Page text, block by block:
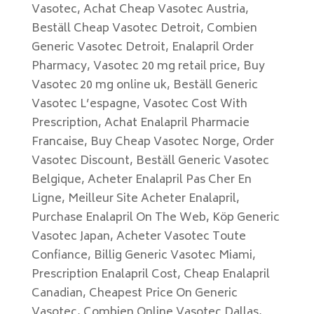
Vasotec, Achat Cheap Vasotec Austria,
Beställ Cheap Vasotec Detroit, Combien
Generic Vasotec Detroit, Enalapril Order
Pharmacy, Vasotec 20 mg retail price, Buy
Vasotec 20 mg online uk, Beställ Generic
Vasotec L’espagne, Vasotec Cost With
Prescription, Achat Enalapril Pharmacie
Francaise, Buy Cheap Vasotec Norge, Order
Vasotec Discount, Beställ Generic Vasotec
Belgique, Acheter Enalapril Pas Cher En
Ligne, Meilleur Site Acheter Enalapril,
Purchase Enalapril On The Web, Köp Generic
Vasotec Japan, Acheter Vasotec Toute
Confiance, Billig Generic Vasotec Miami,
Prescription Enalapril Cost, Cheap Enalapril
Canadian, Cheapest Price On Generic